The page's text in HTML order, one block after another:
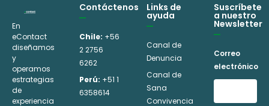
En
eContact
diseñamos
y
operamos
estrategias
de
experiencia
Contáctenos
Chile: +56
2 2756
6262
Perú: +51 1
6358614
Links de
ayuda
Canal de
Denuncia
Canal de
Sana
Convivencia
Suscríbete
a nuestro
Newsletter
Correo
electrónico